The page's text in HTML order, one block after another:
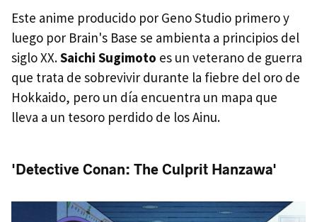
Este anime producido por Geno Studio primero y
luego por Brain's Base se ambienta a principios del
siglo XX.Saichi Sugimoto es un veterano de guerra
que trata de sobrevivir durante la fiebre del oro de
Hokkaido, pero un día encuentra un mapa que
lleva a un tesoro perdido de los Ainu.
'Detective Conan: The Culprit Hanzawa'